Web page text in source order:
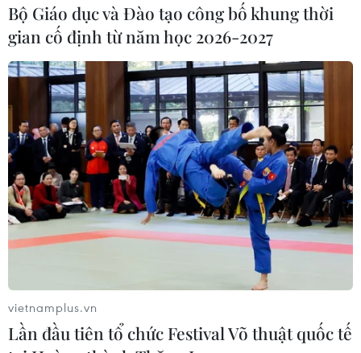
Bộ Giáo dục và Đào tạo công bố khung thời
gian cố định từ năm học 2026-2027
vietnamplus.vn
Lần đầu tiên tổ chức Festival Võ thuật quốc tế